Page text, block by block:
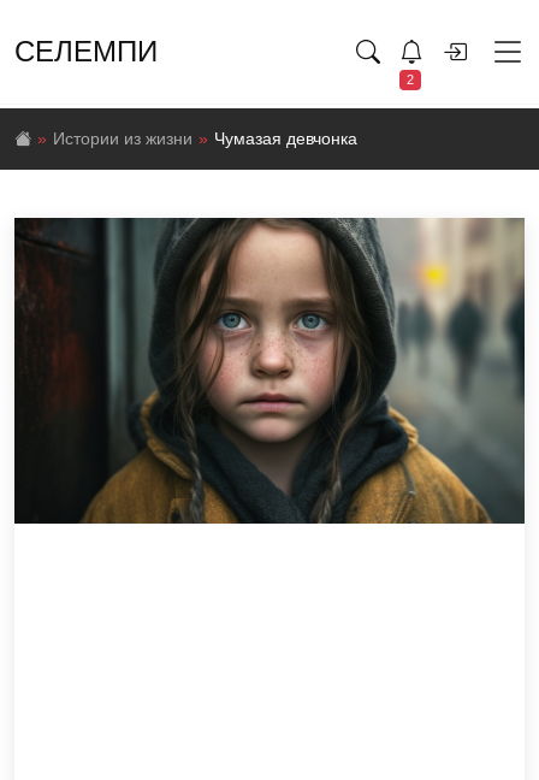
СЕЛЕМПИ
2
Истории из жизни Чумазая девчонка